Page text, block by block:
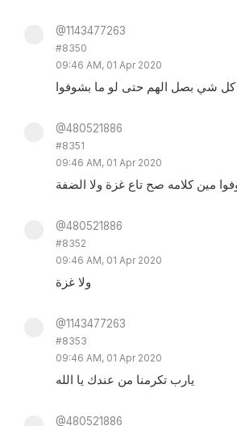
@1143477263
#8350
09:46 AM, 01 Apr 2020
شي بصل الهم حتى لو ما بشوفوا
@480521886
#8351
09:46 AM, 01 Apr 2020
مين كلامه صح تاع غزة ولا الضفة
@480521886
#8352
09:46 AM, 01 Apr 2020
ولا غزة
@1143477263
#8353
09:46 AM, 01 Apr 2020
يارب تكرمنا من عندك يا الله
@480521886